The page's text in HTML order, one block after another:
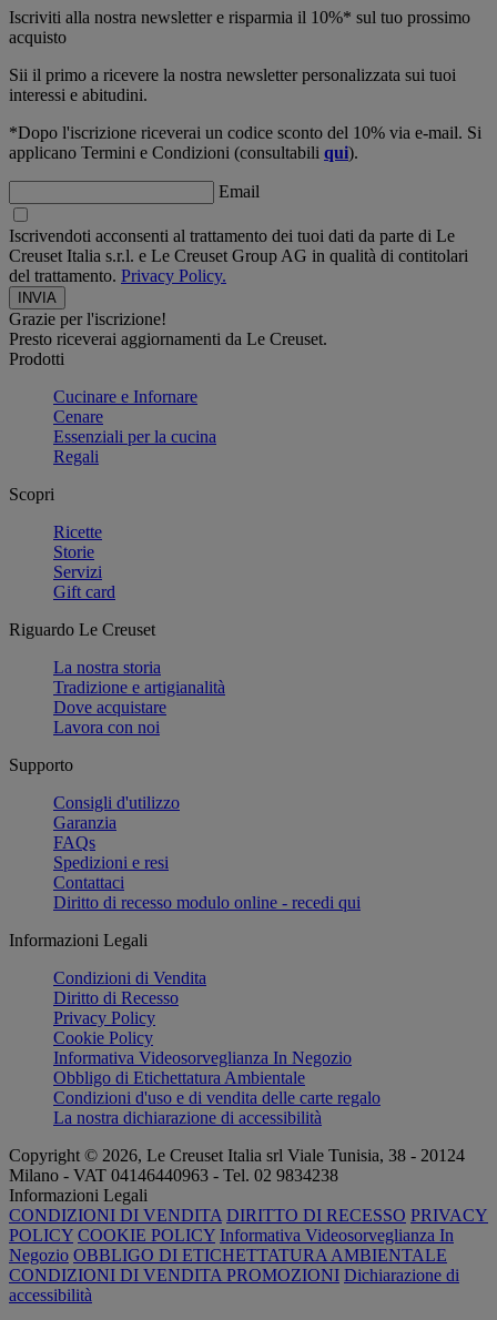
Iscriviti alla nostra newsletter e risparmia il 10%* sul tuo prossimo
acquisto
Sii il primo a ricevere la nostra newsletter personalizzata sui tuoi
interessi e abitudini.
*Dopo l'iscrizione riceverai un codice sconto del 10% via e-mail. Si
applicano Termini e Condizioni (consultabili qui).
Email
Iscrivendoti acconsenti al trattamento dei tuoi dati da parte di Le
Creuset Italia s.r.l. e Le Creuset Group AG in qualità di contitolari
del trattamento. Privacy Policy.
Grazie per l'iscrizione!
Presto riceverai aggiornamenti da Le Creuset.
Prodotti
Cucinare e Infornare
Cenare
Essenziali per la cucina
Regali
Scopri
Ricette
Storie
Servizi
Gift card
Riguardo Le Creuset
La nostra storia
Tradizione e artigianalità
Dove acquistare
Lavora con noi
Supporto
Consigli d'utilizzo
Garanzia
FAQs
Spedizioni e resi
Contattaci
Diritto di recesso modulo online - recedi qui
Informazioni Legali
Condizioni di Vendita
Diritto di Recesso
Privacy Policy
Cookie Policy
Informativa Videosorveglianza In Negozio
Obbligo di Etichettatura Ambientale
Condizioni d'uso e di vendita delle carte regalo
La nostra dichiarazione di accessibilità
Copyright © 2026, Le Creuset Italia srl ​​Viale Tunisia, 38 - 20124
Milano - VAT 04146440963 - Tel. 02 9834238
Informazioni Legali
CONDIZIONI DI VENDITA DIRITTO DI RECESSO PRIVACY
POLICY COOKIE POLICY Informativa Videosorveglianza In
Negozio OBBLIGO DI ETICHETTATURA AMBIENTALE
CONDIZIONI DI VENDITA PROMOZIONI Dichiarazione di
accessibilità